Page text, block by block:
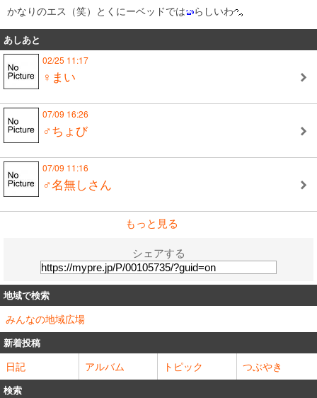
かなりのエス（笑）とくにーベッドでは らしいわ
あしあと
02/25 11:17
♀まい
07/09 16:26
♂ちょび
07/09 11:16
♂名無しさん
もっと見る
シェアする
地域で検索
みんなの地域広場
新着投稿
日記 アルバム トピック つぶやき
検索